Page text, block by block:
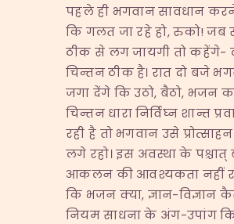
पहले ही भगवान सावधान
कि गलत जा रहे हो, रुको! जब
ठीक से लग जायगी तो कहेंगे-
चिन्तन ठीक है। रात दो बजे
जगा देंगे कि उठो, बैठो, भजन
चिन्तन धारा निर्विघ्न शान्त
रही है तो भगवान उसे
लगे रहो। इस अवस्था के पश्चात्
आकलन की आवश्यकता नहीं
कि भजन क्या, ज्ञान-विज्ञान
नियम साधना के अंग-उपांग